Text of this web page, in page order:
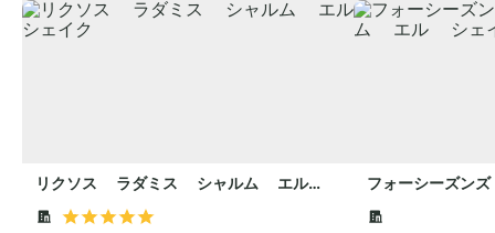
リクソス ラダミス シャルム エル
シェイク
フォーシーズン